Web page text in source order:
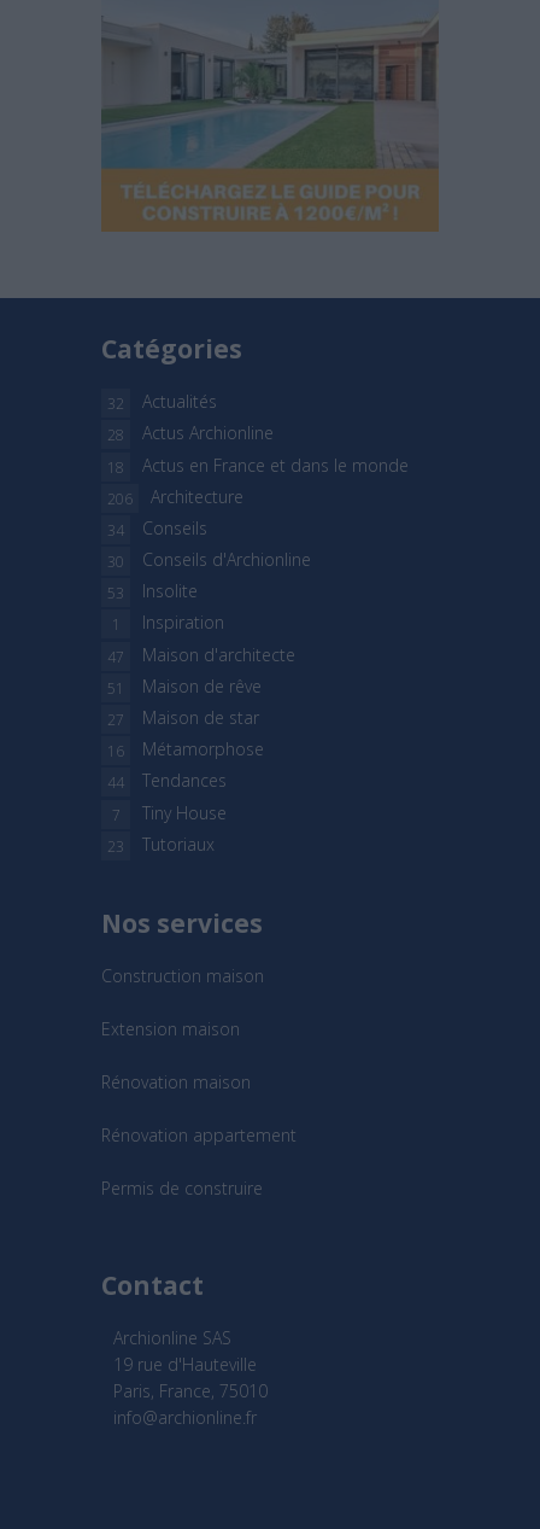
Catégories
Actualités
32
Actus Archionline
28
Actus en France et dans le monde
18
Architecture
206
Conseils
34
Conseils d'Archionline
30
Insolite
53
Inspiration
1
Maison d'architecte
47
Maison de rêve
51
Maison de star
27
Métamorphose
16
Tendances
44
Tiny House
7
Tutoriaux
23
Nos services
Construction maison
Extension maison
Rénovation maison
Rénovation appartement
Permis de construire
Contact
Archionline SAS
19 rue d'Hauteville
Paris, France, 75010
info@archionline.fr